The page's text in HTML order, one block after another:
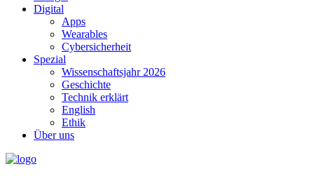
Digital
Apps
Wearables
Cybersicherheit
Spezial
Wissenschaftsjahr 2026
Geschichte
Technik erklärt
English
Ethik
Über uns